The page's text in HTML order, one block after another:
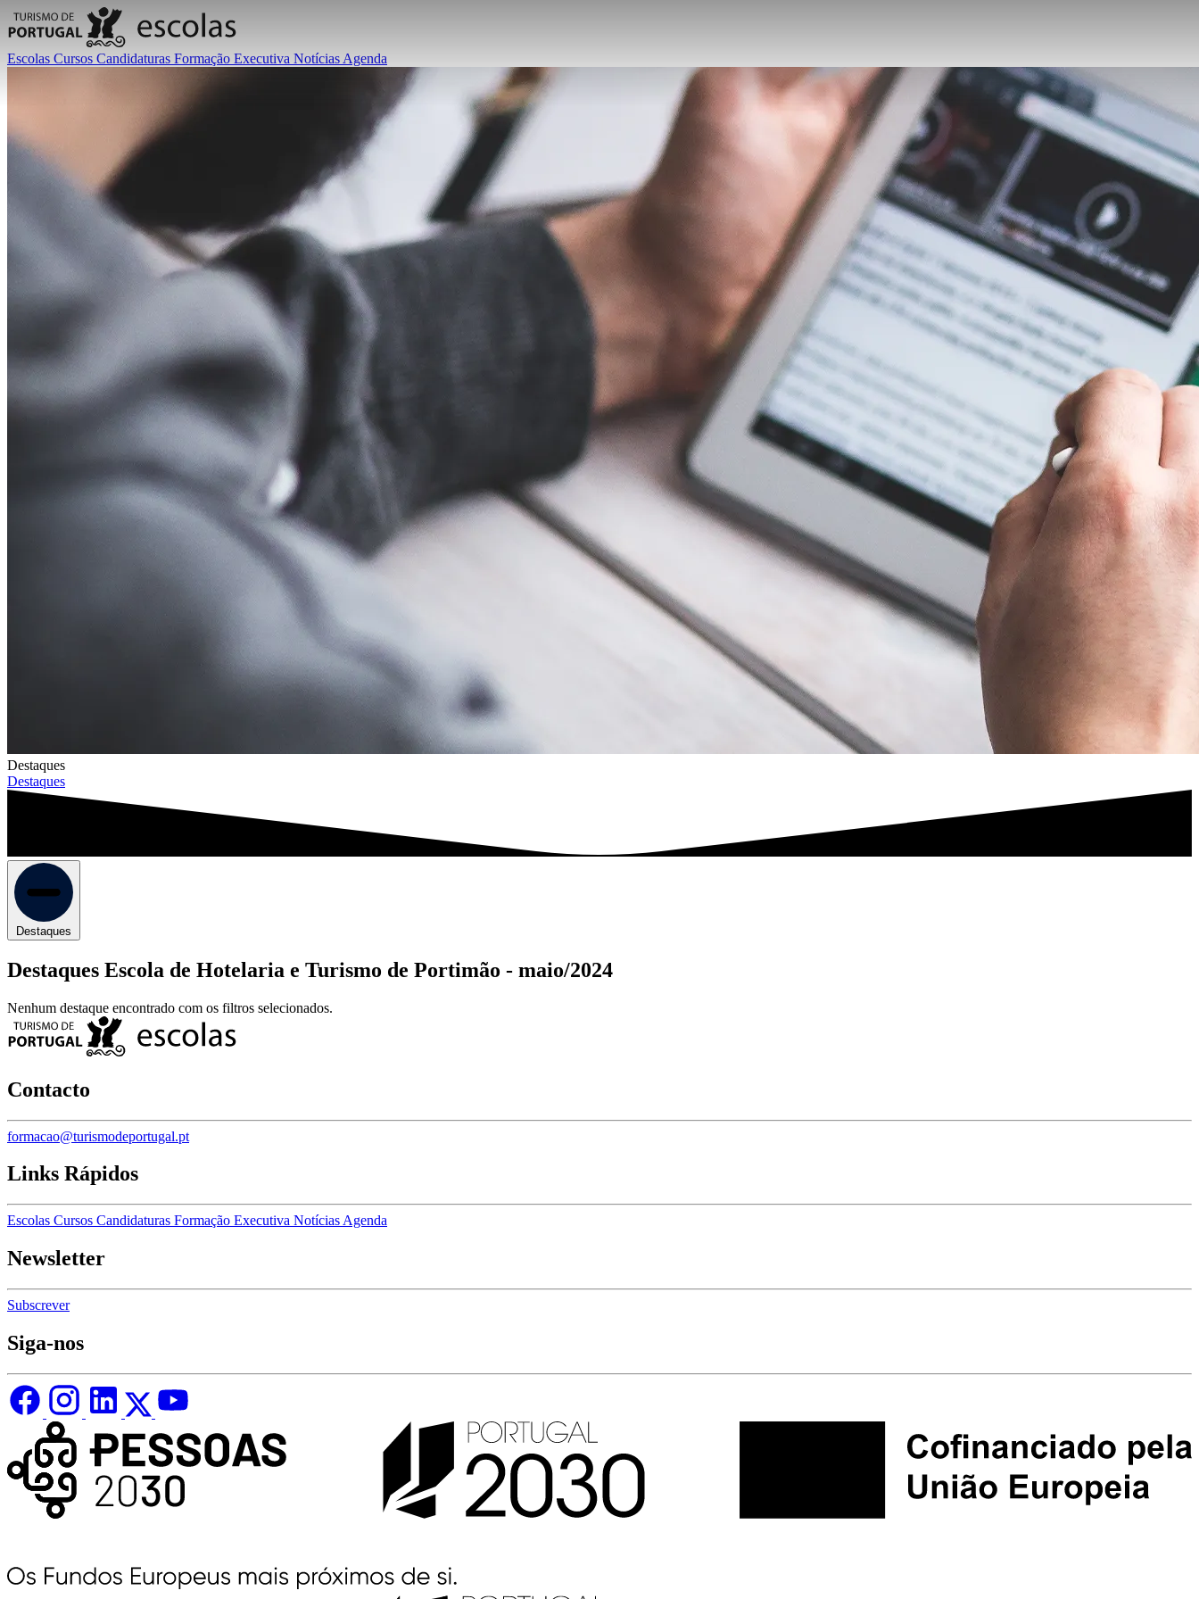
Escolas Cursos Candidaturas Formação Executiva Notícias Agenda
Destaques
Destaques
Destaques
Destaques Escola de Hotelaria e Turismo de Portimão - maio/2024
Nenhum destaque encontrado com os filtros selecionados.
Contacto
formacao@turismodeportugal.pt
Links Rápidos
Escolas Cursos Candidaturas Formação Executiva Notícias Agenda
Newsletter
Subscrever
Siga-nos